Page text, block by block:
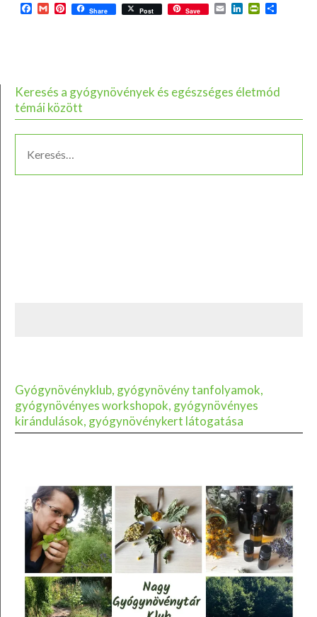
Facebook
GmailPinterest
Share Post Save EmailLinkedIn
Keresés a gyógynövények és egészséges életmód
témái között
Gyógynövényklub, gyógynövény tanfolyamok,
gyógynövényes workshopok, gyógynövényes
kirándulások, gyógynövénykert látogatása